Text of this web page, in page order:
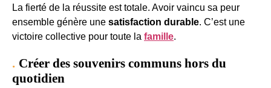
La fierté de la réussite est totale. Avoir vaincu sa peur
ensemble génère une satisfaction durable. C’est une
victoire collective pour toute la famille.
Créer des souvenirs communs hors du
quotidien